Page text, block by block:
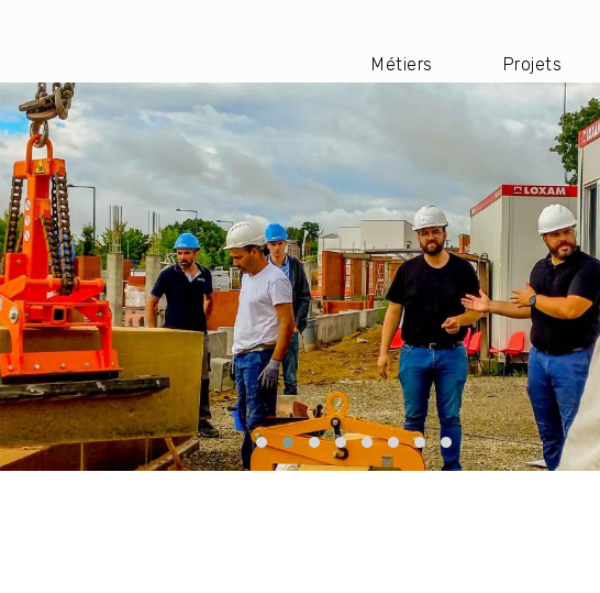
Navigation
principale
Métiers
Projets